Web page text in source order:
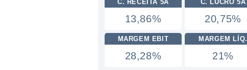
C. RECEITA 5A
13,86%
C. LUCRO 5A
20,75%
MARGEM EBIT
28,28%
MARGEM LÍQ.
21%